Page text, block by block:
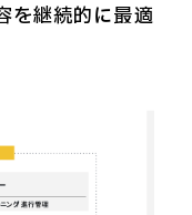
を継続的に最適